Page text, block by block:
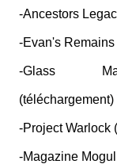
-Ancestors
-Evan's
-Glass
(téléchargement)
-Project Warlock
-Magazine